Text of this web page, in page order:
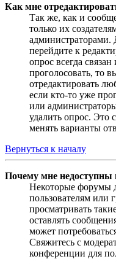
Как мне
Так же, как и
только их
администраторами.
перейдите к
опрос всегда
проголосовать, то
отредактировать
если кто-то уже
или
удалить опрос. Это
менять варианты
Вернуться к началу
Почему мне
Некоторые форумы
пользователям или
просматривать
оставлять
может
Свяжитесь с
конференции для